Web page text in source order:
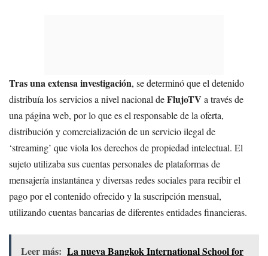
Tras una extensa investigación, se determinó que el detenido
distribuía los servicios a nivel nacional deFlujoTV a través de
una página web, por lo que es el responsable de la oferta,
distribución y comercialización de un servicio ilegal de
‘streaming’ que viola los derechos de propiedad intelectual. El
sujeto utilizaba sus cuentas personales de plataformas de
mensajería instantánea y diversas redes sociales para recibir el
pago por el contenido ofrecido y la suscripción mensual,
utilizando cuentas bancarias de diferentes entidades financieras.
Leer más: La nueva Bangkok International School for